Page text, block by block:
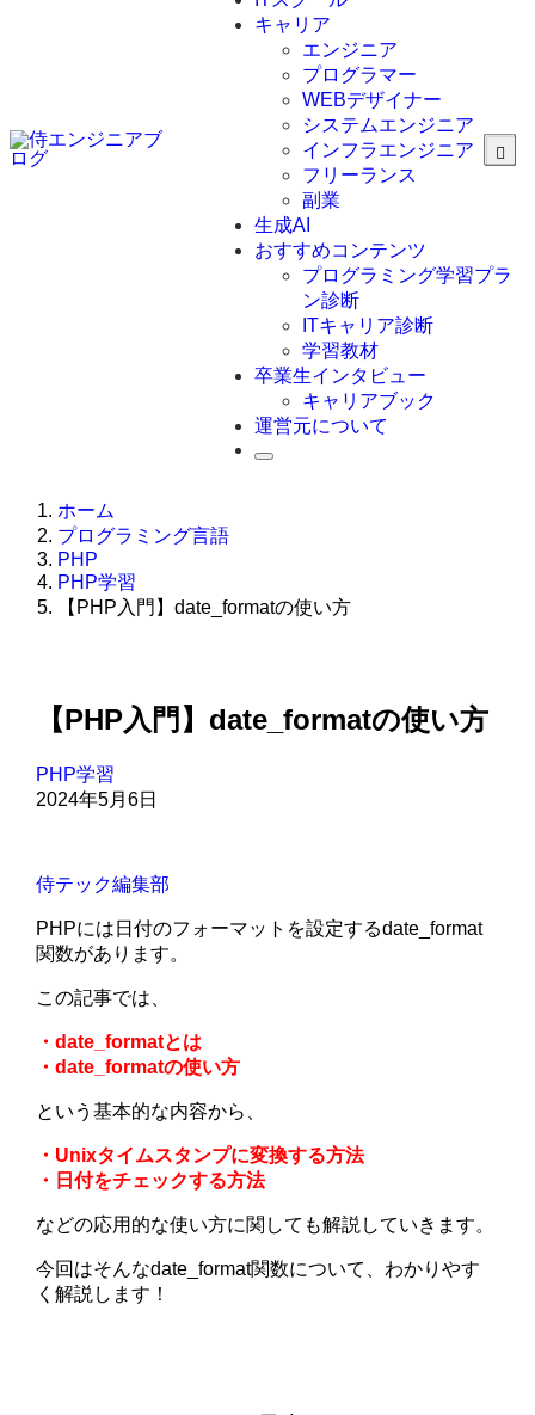
C言語
C#
VBA
Go言語
Kotlin
Java
JavaScript
Swift
Ruby
キャリア
エンジニア
プログラマー
WEBデザイナー
システムエンジニア
インフラエンジニア
フリーランス
副業
生成AI
おすすめコンテンツ
プログラミング学習プラ
ン診断
ITキャリア診断
学習教材
卒業生インタビュー
キャリアブック
運営元について
ホーム
プログラミング言語
PHP
PHP学習
【PHP入門】date_formatの使い方
【PHP入門】date_formatの使い方
PHP学習
2024年5月6日
侍テック編集部
PHPには日付のフォーマットを設定するdate_format
関数があります。
この記事では、
・date_formatとは
・date_formatの使い方
という基本的な内容から、
・Unixタイムスタンプに変換する方法
・日付をチェックする方法
などの応用的な使い方に関しても解説していきます。
今回はそんなdate_format関数について、わかりやす
く解説します！